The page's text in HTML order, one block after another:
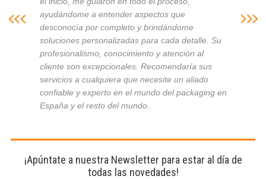
ayudándome a entender aspectos que
desconocía por completo y brindándome
soluciones personalizadas para cada detalle. Su
profesionalismo, conocimiento y atención al
cliente son excepcionales. Recomendaría sus
servicios a cualquiera que necesite un aliado
confiable y experto en el mundo del packaging en
España y el resto del mundo.
¡Apúntate a nuestra Newsletter para estar al día de
todas las novedades!